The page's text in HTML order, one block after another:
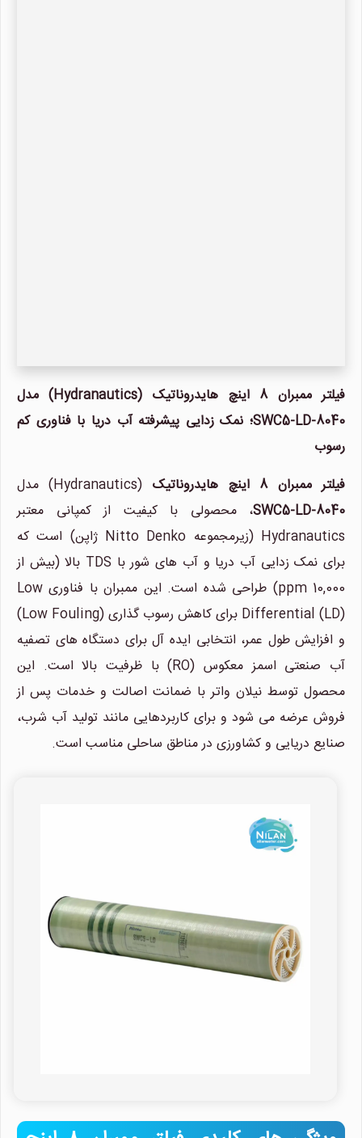
فیلتر ممبران 8 اینچ هایدروناتیک (Hydranautics) مدل
SWC5-LD-8040؛ نمک زدایی پیشرفته آب دریا با فناوری کم
رسوب
فیلتر ممبران 8 اینچ هایدروناتیک
(Hydranautics) مدل
SWC5-LD-8040، محصولی با کیفیت از کمپانی معتبر
Hydranautics (زیرمجموعه Nitto Denko ژاپن) است که
برای نمک زدایی آب دریا و آب های شور با TDS بالا (بیش از
10,000 ppm) طراحی شده است. این ممبران با فناوری Low
Differential (LD) برای کاهش رسوب گذاری (Low Fouling)
و افزایش طول عمر، انتخابی ایده آل برای دستگاه های تصفیه
آب صنعتی اسمز معکوس (RO) با ظرفیت بالا است. این
محصول توسط نیلان واتر با ضمانت اصالت و خدمات پس از
فروش عرضه می شود و برای کاربردهایی مانند تولید آب شرب،
صنایع دریایی و کشاورزی در مناطق ساحلی مناسب است.